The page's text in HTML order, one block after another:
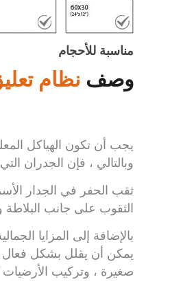
مناسبة للأحجام
وصف نظام
يجب أن تكون الهياكل
وبالتالي ، فإن الجدران
ثقب الحفر في الجدار
الثقوب على جانب
بالإضافة إلى المزايا
يمكن أن يقلل بشكل فعال
صغيرة ، وتركيب الأرضيات